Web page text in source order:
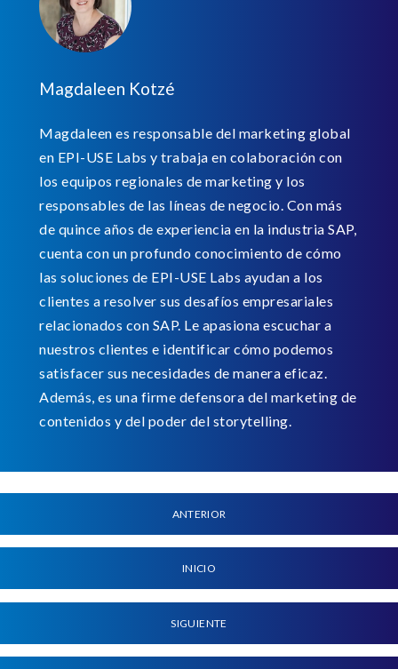
Magdaleen Kotzé
Magdaleen es responsable del marketing global
en EPI-USE Labs y trabaja en colaboración con
los equipos regionales de marketing y los
responsables de las líneas de negocio. Con más
de quince años de experiencia en la industria SAP,
cuenta con un profundo conocimiento de cómo
las soluciones de EPI-USE Labs ayudan a los
clientes a resolver sus desafíos empresariales
relacionados con SAP. Le apasiona escuchar a
nuestros clientes e identificar cómo podemos
satisfacer sus necesidades de manera eficaz.
Además, es una firme defensora del marketing de
contenidos y del poder del storytelling.
ANTERIOR
INICIO
SIGUIENTE